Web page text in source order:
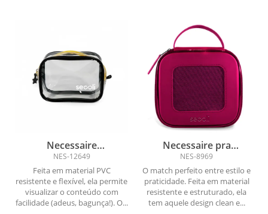
Necessaire
Transparente Multicolor
NES-12649
Feita em material PVC
resistente e flexível, ela permite
visualizar o conteúdo com
facilidade (adeus, bagunça!). O...
Necessaire pra
Maquiagem
NES-8969
O match perfeito entre estilo e
praticidade. Feita em material
resistente e estruturado, ela
tem aquele design clean e...